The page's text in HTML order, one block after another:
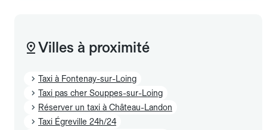
Villes à proximité
Taxi à Fontenay-sur-Loing
Taxi pas cher Souppes-sur-Loing
Réserver un taxi à Château-Landon
Taxi Égreville 24h/24